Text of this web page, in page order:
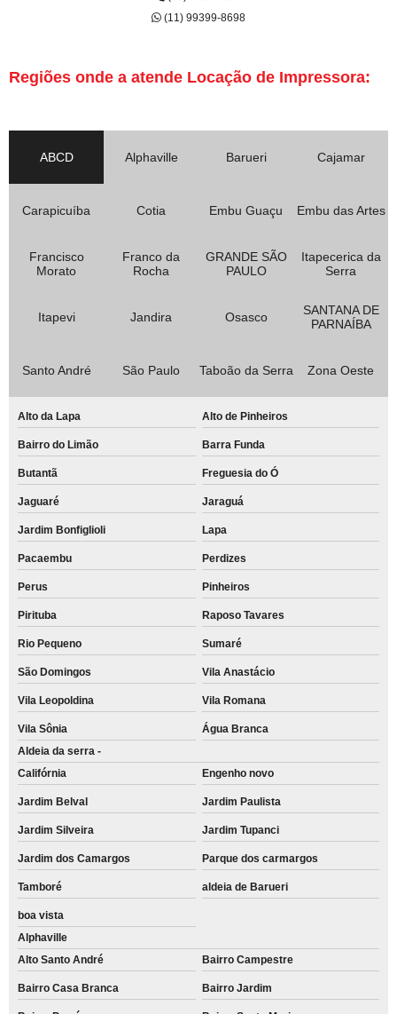
(11) 99399-8698
Regiões onde a atende Locação de Impressora:
ABCD Alphaville Barueri Cajamar
Carapicuíba Cotia Embu Guaçu Embu das Artes
Francisco
Morato
Franco da
Rocha
GRANDE SÃO
PAULO
Itapecerica da
Serra
Itapevi Jandira Osasco
SANTANA DE
PARNAÍBA
Santo André São Paulo Taboão da Serra Zona Oeste
Alto da Lapa Alto de Pinheiros
Bairro do Limão Barra Funda
Butantã Freguesia do Ó
Jaguaré Jaraguá
Jardim Bonfiglioli Lapa
Pacaembu Perdizes
Perus Pinheiros
Pirituba Raposo Tavares
Rio Pequeno Sumaré
São Domingos Vila Anastácio
Vila Leopoldina Vila Romana
Vila Sônia
Água Branca
Aldeia da serra -
Califórnia
Engenho novo
Jardim Belval Jardim Paulista
Jardim Silveira Jardim Tupanci
Jardim dos Camargos Parque dos carmargos
Tamboré aldeia de Barueri
boa vista
Alphaville
Alto Santo André
Bairro Campestre
Bairro Casa Branca Bairro Jardim